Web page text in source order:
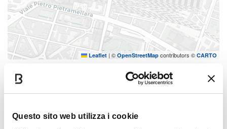
Questo sito web utilizza i cookie
Leaflet |© OpenStreetMap contributors © CARTO
博洛尼亚浩劫纪念碑
Nuova Piazza - Ponte Matteotti, angolo Via Carracci
如何到达